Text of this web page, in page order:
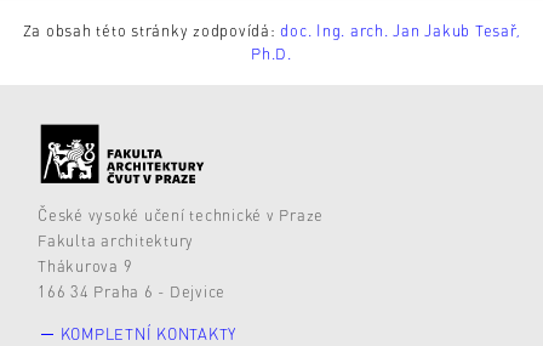
Za obsah této stránky zodpovídá:doc. Ing. arch. Jan Jakub Tesař,
Ph.D.
České vysoké učení technické v Praze
Fakulta architektury
Thákurova 9
166 34 Praha 6 - Dejvice
KOMPLETNÍ KONTAKTY